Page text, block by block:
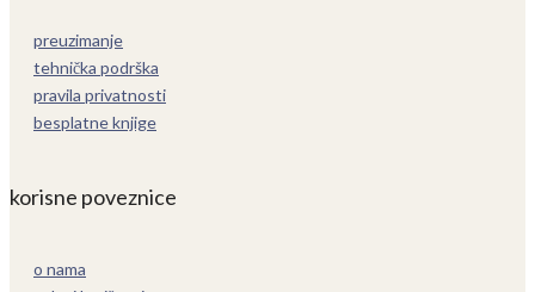
preuzimanje
tehnička podrška
pravila privatnosti
besplatne knjige
korisne poveznice
o nama